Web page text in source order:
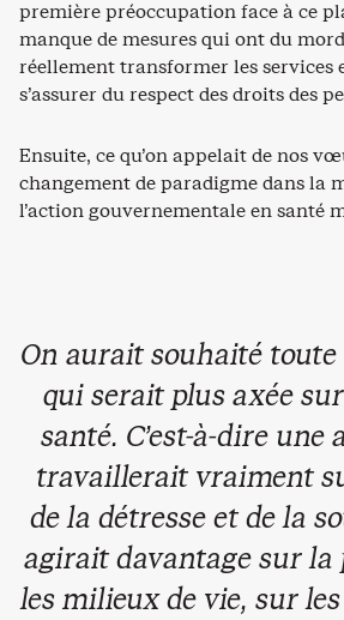
première préoccupation face à ce
manque de mesures qui ont du
réellement transformer les services
s’assurer du respect des droits des
Ensuite, ce qu’on appelait de nos
changement de paradigme dans la
l’action gouvernementale en santé
On aurait souhaité toute
qui serait plus axée
santé. C’est-à-dire une
travaillerait vraiment
de la détresse et de la
agirait davantage sur la
les milieux de vie, sur